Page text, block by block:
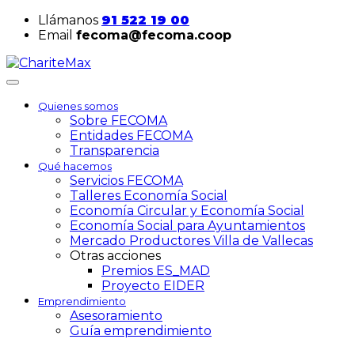
Llámanos 91 522 19 00
Email fecoma@fecoma.coop
Quienes somos
Sobre FECOMA
Entidades FECOMA
Transparencia
Qué hacemos
Servicios FECOMA
Talleres Economía Social
Economía Circular y Economía Social
Economía Social para Ayuntamientos
Mercado Productores Villa de Vallecas
Otras acciones
Premios ES_MAD
Proyecto EIDER
Emprendimiento
Asesoramiento
Guía emprendimiento